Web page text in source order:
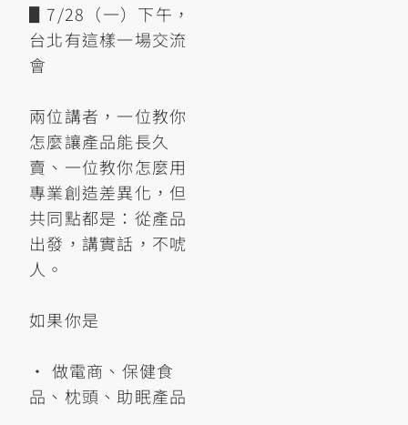
▋7/28（一）下午，
台北有這樣一場交流
會
兩位講者，一位教你
怎麼讓產品能長久
賣、一位教你怎麼用
專業創造差異化，但
共同點都是：從產品
出發，講實話，不唬
人。
如果你是
• 做電商、保健食
品、枕頭、助眠產品